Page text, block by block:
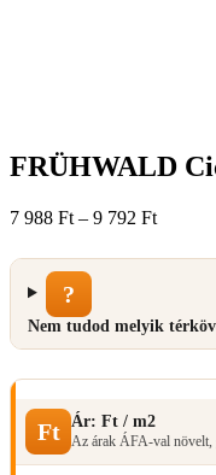
FRÜHWALD
7 988 Ft – 9 792 Ft
988 Ft
792 Ft
?
Nem tudod melyik
Ft Ár: Ft / m2
Az árak ÁFA-val növelt,